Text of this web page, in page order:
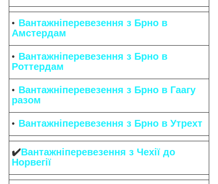
Вантажніперевезення з Брно в
Амстердам
Вантажніперевезення з Брно в
Роттердам
Вантажніперевезення з Брно в Гаагу
разом
Вантажніперевезення з Брно в Утрехт
✔️Вантажніперевезення з Чехії до
Норвегії